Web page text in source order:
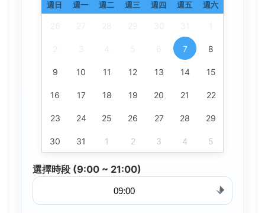
週日 週一 週二 週三 週四 週五 週六
7 8
9 10 11 12 13 14 15
16 17 18 19 20 21 22
23 24 25 26 27 28 29
30 31 1 2 3 4 5
選擇時段 (9:00 ~ 21:00)